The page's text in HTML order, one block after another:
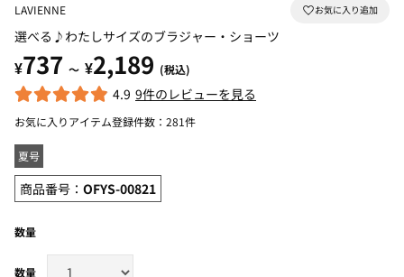
LAVIENNE
選べる♪わたしサイズのブラジャー・ショーツ
¥737 ～ ¥2,189 (税込)
4.9 9件のレビューを見る
お気に入りアイテム登録件数： 281件
夏号
商品番号： OFYS-00821
数量